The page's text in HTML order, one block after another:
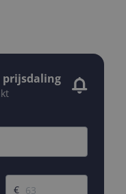
prijsdaling
Gewenste prijs
€